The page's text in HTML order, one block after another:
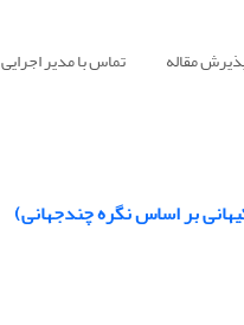
مقاله تماس با مدیر اجرایی
بر اساس نگره چندجهانی)